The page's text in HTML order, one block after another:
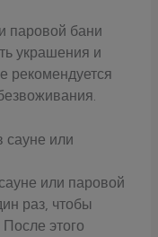
паровой бани
украшения и
рекомендуется
сауне или
или паровой
раз, чтобы
этого